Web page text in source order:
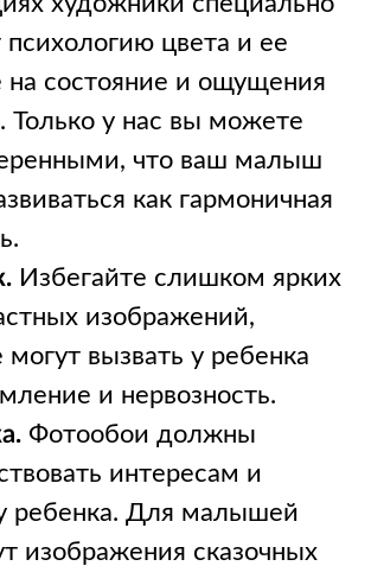
психологию цвета и ее
на состояние и ощущения
Только у нас вы можете
что ваш малыш
как гармоничная
Избегайте слишком ярких
изображений,
могут вызвать у ребенка
и нервозность.
Фотообои должны
интересам и
ребенка. Для малышей
изображения сказочных